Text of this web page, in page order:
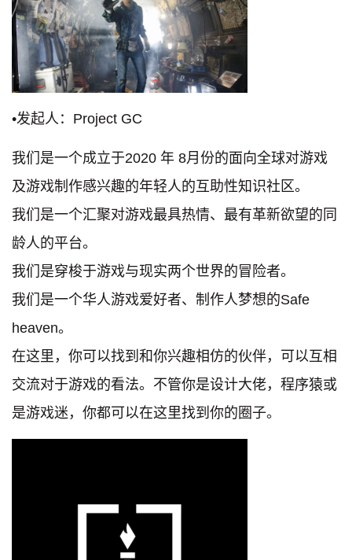
•发起人：Project GC
我们是一个成立于2020 年 8月份的面向全球对游戏
及游戏制作感兴趣的年轻人的互助性知识社区。
我们是一个汇聚对游戏最具热情、最有革新欲望的同
龄人的平台。
我们是穿梭于游戏与现实两个世界的冒险者。
我们是一个华人游戏爱好者、制作人梦想的Safe
heaven。
在这里，你可以找到和你兴趣相仿的伙伴，可以互相
交流对于游戏的看法。不管你是设计大佬，程序猿或
是游戏迷，你都可以在这里找到你的圈子。